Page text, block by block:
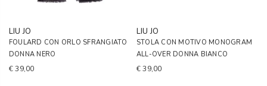
LIU JO
FOULARD CON ORLO SFRANGIATO
DONNA NERO
€ 39,00
LIU JO
STOLA CON MOTIVO MONOGRAM
ALL-OVER DONNA BIANCO
€ 39,00